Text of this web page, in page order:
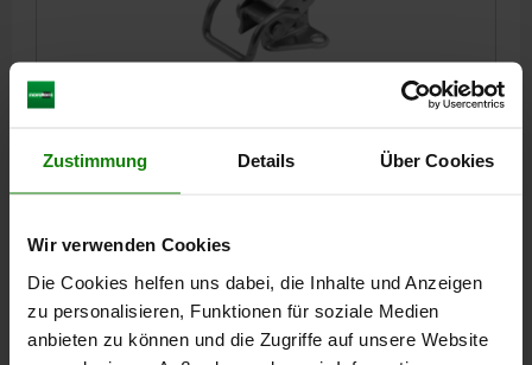
Zustimmung Details Über Cookies
Wir verwenden Cookies
Die Cookies helfen uns dabei, die Inhalte und Anzeigen
zu personalisieren, Funktionen für soziale Medien
anbieten zu können und die Zugriffe auf unsere Website
GRENOUILLÈRE AVEC ÉTRIER DE SERRAGE, TROU DE
1.4301 ELECTROPOLI
MATÉRIAU DU CORPS DE BASE=ACIER INOXYDABLE
3,43 CHF
hors TVA
DÉTAILS